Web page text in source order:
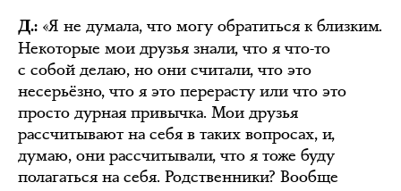
Д.: «Я не думала, что могу обратиться к близким.
Некоторые мои друзья знали, что я что-то
с собой делаю, но они считали, что это
несерьёзно, что я это перерасту или что это
просто дурная привычка. Мои друзья
рассчитывают на себя в таких вопросах, и,
думаю, они рассчитывали, что я тоже буду
полагаться на себя. Родственники? Вообще